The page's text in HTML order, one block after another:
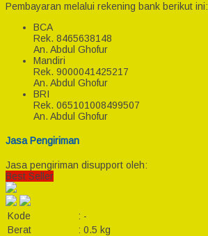
Pembayaran melalui rekening bank berikut ini:
BCA
Rek. 8465638148
An. Abdul Ghofur
Mandiri
Rek. 9000041425217
An. Abdul Ghofur
BRI
Rek. 065101008499507
An. Abdul Ghofur
Jasa Pengiriman
Jasa pengiriman disupport oleh:
Best Seller
Kode : -
Berat
: 0.5 kg